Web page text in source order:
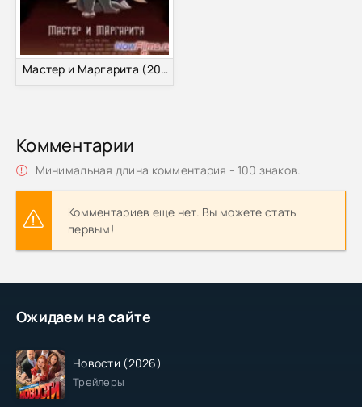
Ожидаем на сайте
Новости (2026)
Трейлеры
Мастер и Маргарита (2015)
Комментарии
Минимальная длина комментария - 100 знаков.
Комментариев еще нет. Вы можете стать
первым!